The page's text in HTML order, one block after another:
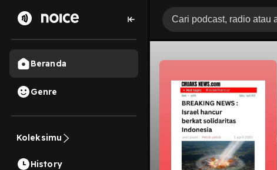
Beranda
Genre
Koleksimu
History